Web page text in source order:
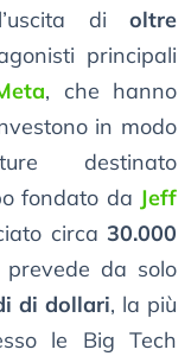
di oltre
principali
, che hanno
in modo
destinato
fondato da Jeff
circa 30.000
da solo
di dollari, la più
le Big Tech